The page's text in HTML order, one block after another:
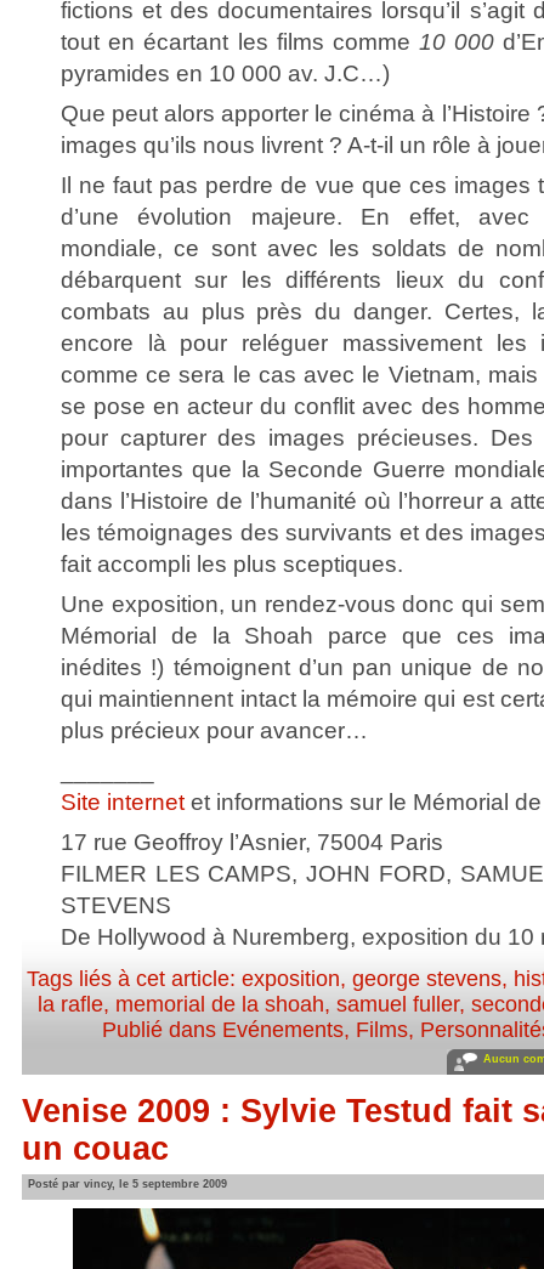
fictions et des documentaires lorsqu’il s’agit
tout en écartant les films comme 10 000
pyramides en 10 000 av. J.C…)
Que peut alors apporter le cinéma à
images qu’ils nous livrent ? A-t-il un rôle à
Il ne faut pas perdre de vue que ces images
d’une évolution majeure. En effet,
mondiale, ce sont avec les soldats de
débarquent sur les différents lieux du
combats au plus près du danger. Certes,
encore là pour reléguer massivement les
comme ce sera le cas avec le Vietnam, mais
se pose en acteur du conflit avec des
pour capturer des images précieuses. Des
importantes que la Seconde Guerre
dans l’Histoire de l’humanité où l’horreur a
les témoignages des survivants et des
fait accompli les plus sceptiques.
Une exposition, un rendez-vous donc qui
Mémorial de la Shoah parce que ces
inédites !) témoignent d’un pan unique de
qui maintiennent intact la mémoire qui est
plus précieux pour avancer…
Site internet et informations sur le Mémorial
17 rue Geoffroy l’Asnier, 75004 Paris
FILMER LES CAMPS, JOHN FORD,
STEVENS
De Hollywood à Nuremberg, exposition du
Tags liés à cet article:exposition,george stevens,
la rafle, memorial de la shoah, samuel fuller,
Publié dans Evénements, Films,
Aucun
Venise 2009 : Sylvie Testud fait
un couac
Posté par vincy, le 5 septembre 2009